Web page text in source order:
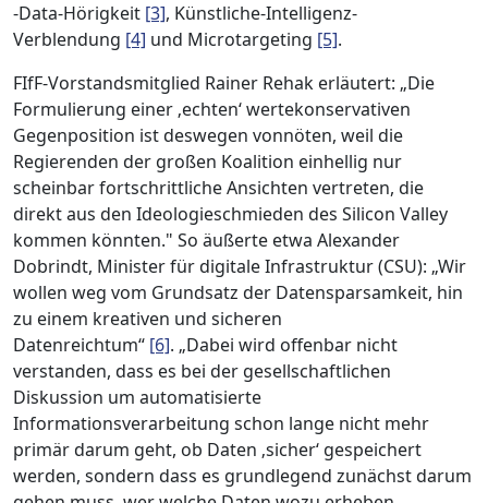
-Data-Hörigkeit [3], Künstliche-Intelligenz-
Verblendung [4] und Microtargeting [5].
FIfF-Vorstandsmitglied Rainer Rehak erläutert: „Die
Formulierung einer ‚echten‘ wertekonservativen
Gegenposition ist deswegen vonnöten, weil die
Regierenden der großen Koalition einhellig nur
scheinbar fortschrittliche Ansichten vertreten, die
direkt aus den Ideologieschmieden des Silicon Valley
kommen könnten." So äußerte etwa Alexander
Dobrindt, Minister für digitale Infrastruktur (CSU): „Wir
wollen weg vom Grundsatz der Datensparsamkeit, hin
zu einem kreativen und sicheren
Datenreichtum“ [6]. „Dabei wird offenbar nicht
verstanden, dass es bei der gesellschaftlichen
Diskussion um automatisierte
Informationsverarbeitung schon lange nicht mehr
primär darum geht, ob Daten ‚sicher‘ gespeichert
werden, sondern dass es grundlegend zunächst darum